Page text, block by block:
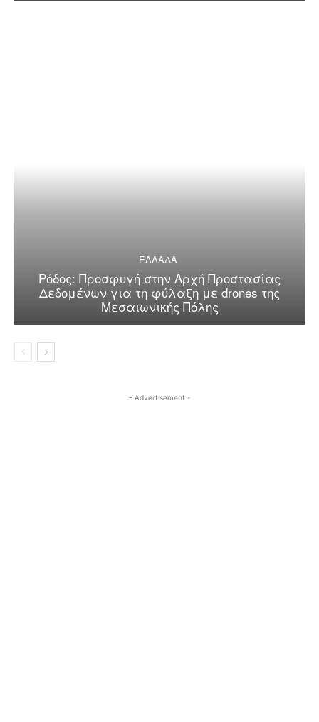
ΕΛΛΑΔΑ
Ρόδος: Προσφυγή στην Αρχή Προστασίας
Δεδομένων για τη φύλαξη με drones της
Μεσαιωνικής Πόλης
- Advertisement -